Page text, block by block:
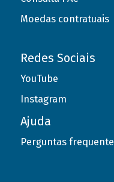
Moedas contratuais
Redes Sociais
YouTube
Instagram
Ajuda
Perguntas